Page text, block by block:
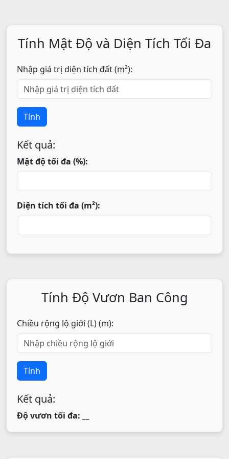
Tính Mật Độ và Diện Tích Tối Đa
Nhập giá trị diện tích đất (m²):
Tính
Kết quả:
Mật độ tối đa (%):
Diện tích tối đa (m²):
Tính Độ Vươn Ban Công
Chiều rộng lộ giới (L) (m):
Tính
Kết quả:
Độ vươn tối đa: __